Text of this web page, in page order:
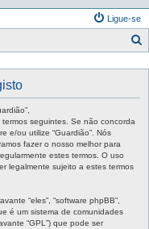
Ligue-se
termos seguintes. Se não concorda
e/ou utilize “Guardião”. Nós
fazer o nosso melhor para
estes termos. O uso
legalmente sujeito a estes termos
“eles”, “software phpBB”,
é um sistema de comunidades
“GPL”) que pode ser